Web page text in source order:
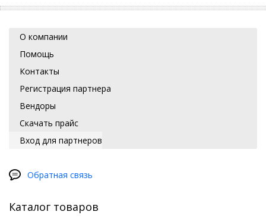
О компании
Помощь
Контакты
Регистрация партнера
Вендоры
Скачать прайс
Вход для партнеров
Обратная связь
Каталог товаров